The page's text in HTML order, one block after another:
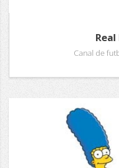
Canal de